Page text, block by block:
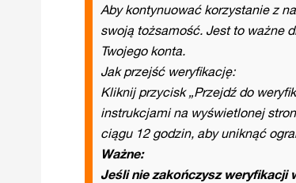
Aby kontynuować korzystanie z
swoją tożsamość. Jest to ważne
Twojego konta.
Jak przejść weryfikację:
Kliknij przycisk „Przejdź do
instrukcjami na wyświetlonej
ciągu 12 godzin, aby uniknąć
Ważne:
Jeśli nie zakończysz weryfikacji